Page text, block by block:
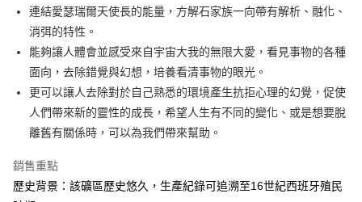
街口支付
悠遊付
ATM付款
運送方式
每筆NT$80，滿NT$3,000(含以上)免運費
7-11取貨付款
連結愛瑟瑞爾天使長的能量，方解石家族一向帶有解析、融化、
消弭的特性。
能夠讓人體會並感受來自宇宙大我的無限大愛，看見事物的各種
面向，去除錯覺與幻想，培養看清事物的眼光。
更可以讓人去除對於自己熟悉的環境產生抗拒心理的幻覺，促使
人們帶來新的靈性的成長，希望人生有不同的變化、或是想要脫
離舊有關係時，可以為我們帶來幫助。
銷售重點
歷史背景：該礦區歷史悠久，生產紀錄可追溯至16世紀西班牙殖民